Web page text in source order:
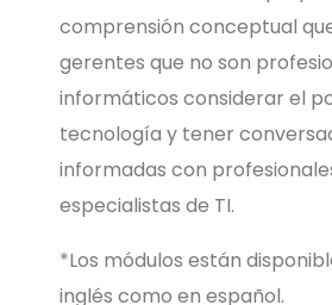
comprensión conceptual
gerentes que no son
informáticos considerar el
tecnología y tener
informadas con
especialistas de TI.
*Los módulos están
inglés como en español.